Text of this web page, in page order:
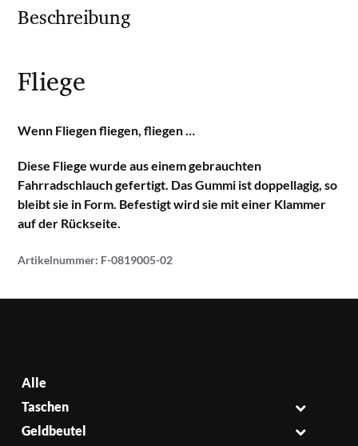
Beschreibung
Fliege
Wenn Fliegen fliegen, fliegen …
Diese Fliege wurde aus einem gebrauchten
Fahrradschlauch gefertigt. Das Gummi ist doppellagig, so
bleibt sie in Form. Befestigt wird sie mit einer Klammer
auf der Rückseite.
Artikelnummer: F-0819005-02
Alle
Taschen
Geldbeutel